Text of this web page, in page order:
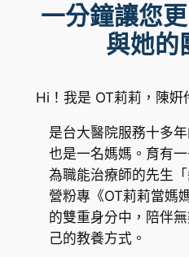
一分鐘讓您
與她的
Hi！我是 OT莉莉，陳姸
是台大醫院服務十多
也是一名媽媽。育有
為職能治療師的先生
營粉專《OT莉莉當媽
的雙重身分中，陪伴
己的教養方式。